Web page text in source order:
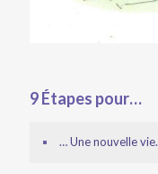
9 Étapes pour…
… Une nouvelle vie.